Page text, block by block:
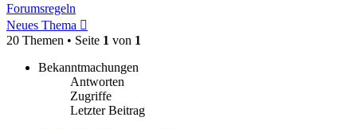
Forumsregeln
Neues Thema
20 Themen • Seite 1 von 1
Bekanntmachungen
Antworten
Zugriffe
Letzter Beitrag